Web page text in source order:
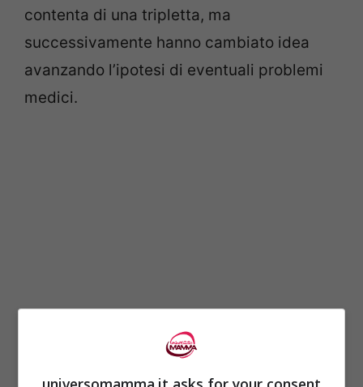
contenta di una tripletta, ma
successivamente hanno cambiato idea
avanzando l’ipotesi di eventuali problemi
medici.
“Ho contattato il mio ginecologo. Non